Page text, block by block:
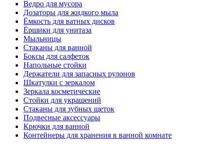
Ведро для мусора
Дозаторы для жидкого мыла
Ёмкость для ватных дисков
Ёршики для унитаза
Мыльницы
Стаканы для ванной
Боксы для салфеток
Напольные стойки
Держатели для запасных рулонов
Шкатулки с зеркалом
Зеркала косметические
Стойки для украшений
Стаканы для зубных щеток
Подвесные аксессуары
Крючки для ванной
Контейнеры для хранения в ванной комнате